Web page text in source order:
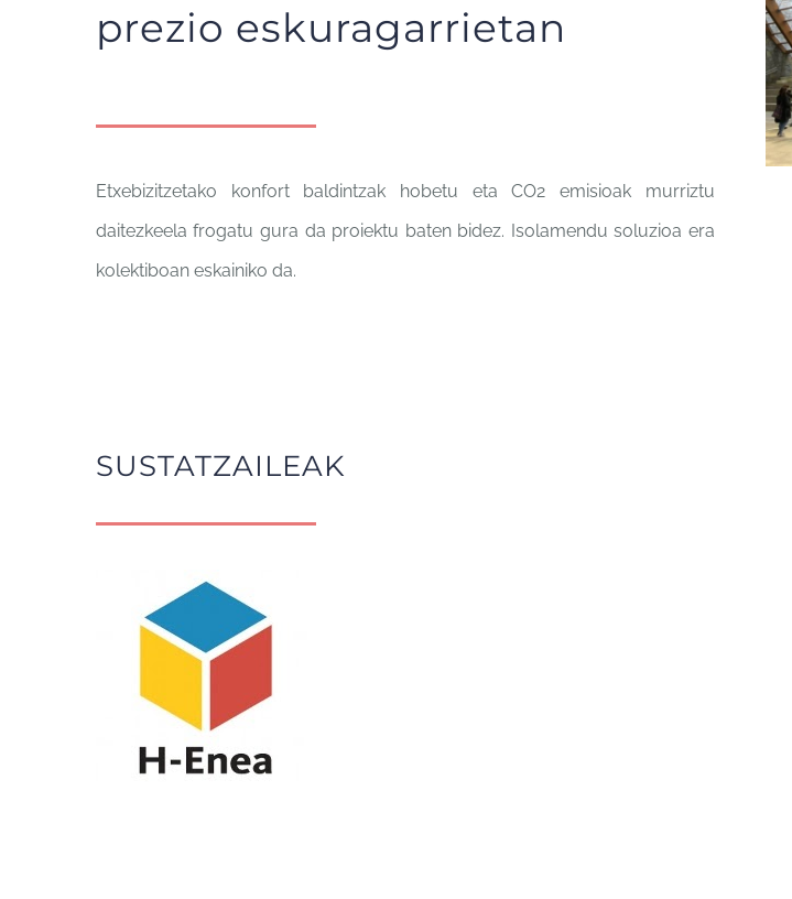
prezio eskuragarrietan
Etxebizitzetako konfort baldintzak hobetu eta CO2 emisioak murriztu
daitezkeela frogatu gura da proiektu baten bidez. Isolamendu soluzioa era
kolektiboan eskainiko da.
SUSTATZAILEAK